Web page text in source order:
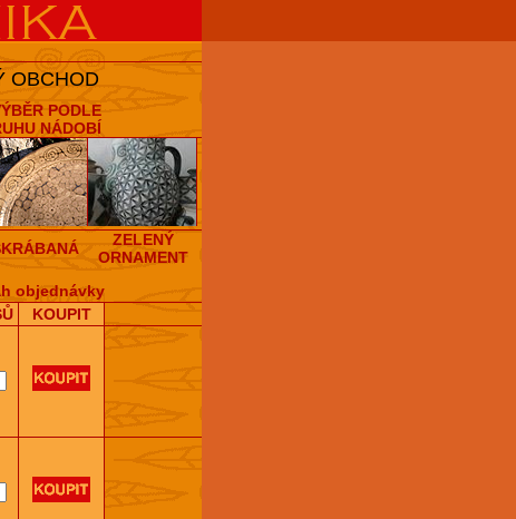
OBCHOD
PODLE
NÁDOBÍ
ZELENÝ
ORNAMENT
objednávky
KOUPIT